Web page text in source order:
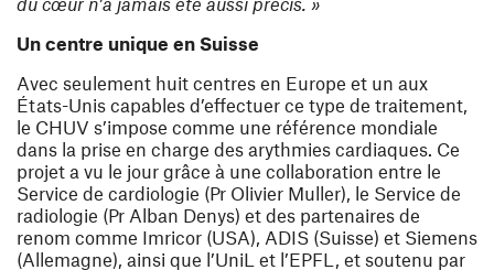
Un centre unique en Suisse
Avec seulement huit centres en Europe et un aux
États-Unis capables d’effectuer ce type de traitement,
le CHUV s’impose comme une référence mondiale
dans la prise en charge des arythmies cardiaques. Ce
projet a vu le jour grâce à une collaboration entre le
Service de cardiologie (Pr Olivier Muller), le Service de
radiologie (Pr Alban Denys) et des partenaires de
renom comme Imricor (USA), ADIS (Suisse) et Siemens
(Allemagne), ainsi que l’UniL et l’EPFL, et soutenu par